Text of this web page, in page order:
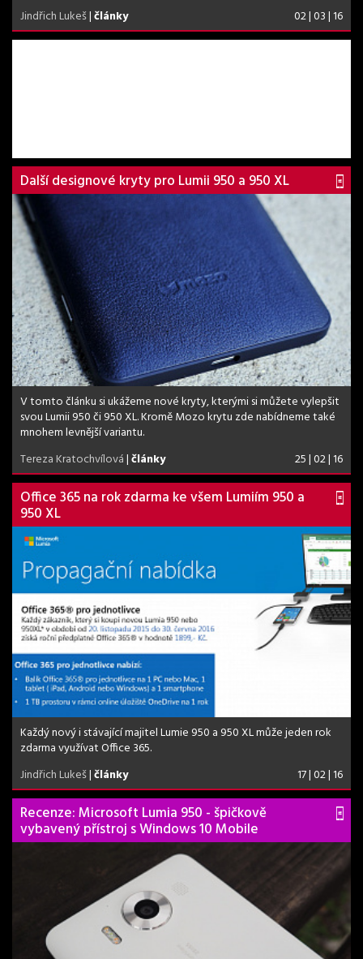
Jindřich Lukeš|články 02 | 03 | 16
Další designové kryty pro Lumii 950 a 950 XL
V tomto článku si ukážeme nové kryty, kterými si můžete vylepšit
svou Lumii 950 či 950 XL. Kromě Mozo krytu zde nabídneme také
mnohem levnější variantu.
Tereza Kratochvílová|články 25 | 02 | 16
Office 365 na rok zdarma ke všem Lumiím 950 a
950 XL
Každý nový i stávající majitel Lumie 950 a 950 XL může jeden rok
zdarma využívat Office 365.
Jindřich Lukeš|články 17 | 02 | 16
Recenze: Microsoft Lumia 950 - špičkově
vybavený přístroj s Windows 10 Mobile